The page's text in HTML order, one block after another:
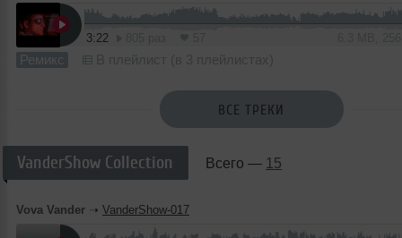
3:22
Ремикс В плейлист (в 3 плейлистах)
ВСЕ ТРЕКИ
VanderShow Collection Всего — 15
Vova Vander ➝ VanderShow-017